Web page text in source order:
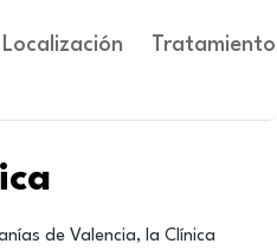
Localización
de Valencia, la Clínica